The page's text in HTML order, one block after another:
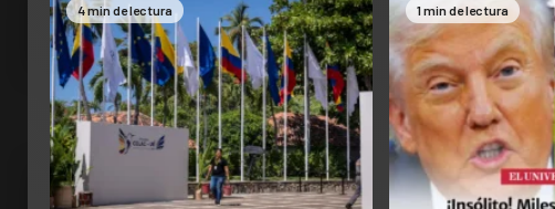
4 min de lectura 1 min de lectura